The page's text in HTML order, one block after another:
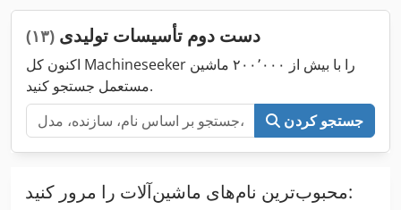
دست دوم تأسیسات تولیدی (۱۳)
اکنون کل Machineseeker را با بیش از ۲۰۰٬۰۰۰ ماشین
مستعمل جستجو کنید.
جستجو کردن
محبوب‌ترین نام‌های ماشین‌آلات را مرور کنید: